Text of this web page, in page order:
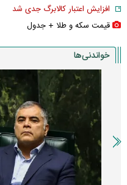
افزایش اعتبار کالابرگ جدی شد
قیمت سکه و طلا + جدول
خواندنی‌ها